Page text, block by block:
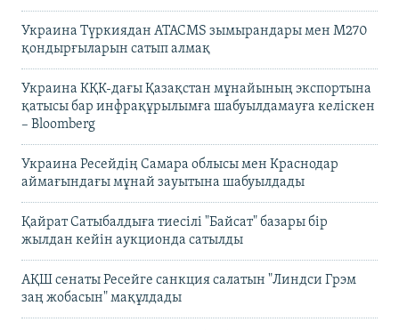
Украина Түркиядан ATACMS зымырандары мен M270
қондырғыларын сатып алмақ
Украина КҚК-дағы Қазақстан мұнайының экспортына
қатысы бар инфрақұрылымға шабуылдамауға келіскен
– Bloomberg
Украина Ресейдің Самара облысы мен Краснодар
аймағындағы мұнай зауытына шабуылдады
Қайрат Сатыбалдыға тиесілі "Байсат" базары бір
жылдан кейін аукционда сатылды
АҚШ сенаты Ресейге санкция салатын "Линдси Грэм
заң жобасын" мақұлдады